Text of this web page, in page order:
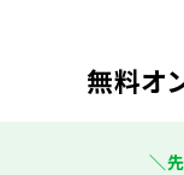
無料オ
＼